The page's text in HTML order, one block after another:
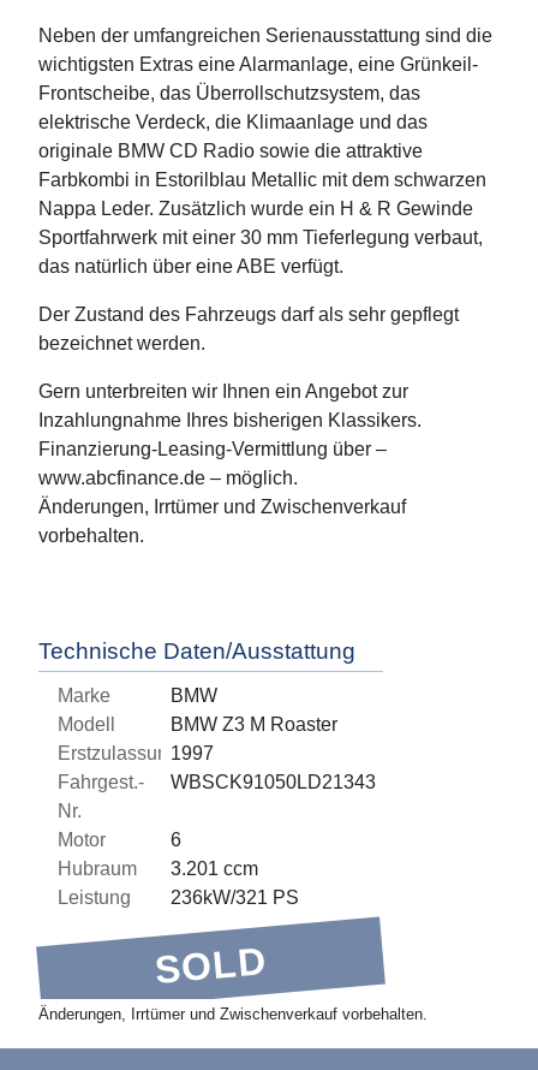
Neben der umfangreichen Serienausstattung sind die
wichtigsten Extras eine Alarmanlage, eine Grünkeil-
Frontscheibe, das Überrollschutzsystem, das
elektrische Verdeck, die Klimaanlage und das
originale BMW CD Radio sowie die attraktive
Farbkombi in Estorilblau Metallic mit dem schwarzen
Nappa Leder. Zusätzlich wurde ein H & R Gewinde
Sportfahrwerk mit einer 30 mm Tieferlegung verbaut,
das natürlich über eine ABE verfügt.
Der Zustand des Fahrzeugs darf als sehr gepflegt
bezeichnet werden.
Gern unterbreiten wir Ihnen ein Angebot zur
Inzahlungnahme Ihres bisherigen Klassikers.
Finanzierung-Leasing-Vermittlung über –
www.abcfinance.de – möglich.
Änderungen, Irrtümer und Zwischenverkauf
vorbehalten.
Technische Daten/Ausstattung
Marke
BMW
Modell
BMW Z3 M Roaster
Erstzulassung1997
Fahrgest.-
Nr.
WBSCK91050LD21343
Motor
6
Hubraum
3.201 ccm
Leistung
236kW/321 PS
SOLD
Änderungen, Irrtümer und Zwischenverkauf vorbehalten.